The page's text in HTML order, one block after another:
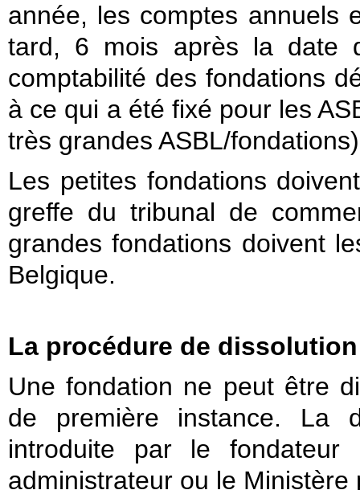
année, les comptes annuels
tard, 6 mois après la date
comptabilité des fondations
à ce qui a été fixé pour les
très grandes ASBL/
Les petites fondations
greffe du tribunal de
grandes fondations doivent
Belgique.
La procédure de dissolution
Une fondation ne peut être
de première instance. La
introduite par le
administrateur ou le Ministère